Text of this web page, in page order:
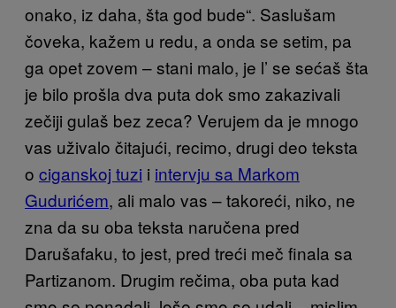
onako, iz daha, šta god bude“. Saslušam
čoveka, kažem u redu, a onda se setim, pa
ga opet zovem – stani malo, je l’ se sećaš šta
je bilo prošla dva puta dok smo zakazivali
zečiji gulaš bez zeca? Verujem da je mnogo
vas uživalo čitajući, recimo, drugi deo teksta
o ciganskoj tuzi i intervju sa Markom
Gudurićem, ali malo vas – takoreći, niko, ne
zna da su oba teksta naručena pred
Darušafaku, to jest, pred treći meč finala sa
Partizanom. Drugim rečima, oba puta kad